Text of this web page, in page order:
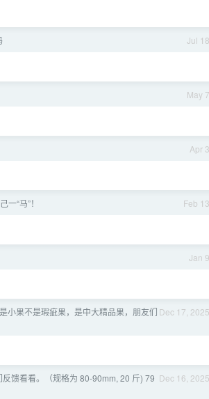
Jul 18
May 7
Apr 3
Feb 13
“马”！
Jan 9
Dec 17, 2025
小果不是瑕疵果，是中大精品果，朋友们
Dec 16, 2025
馈看看。（规格为 80-90mm, 20 斤) 79